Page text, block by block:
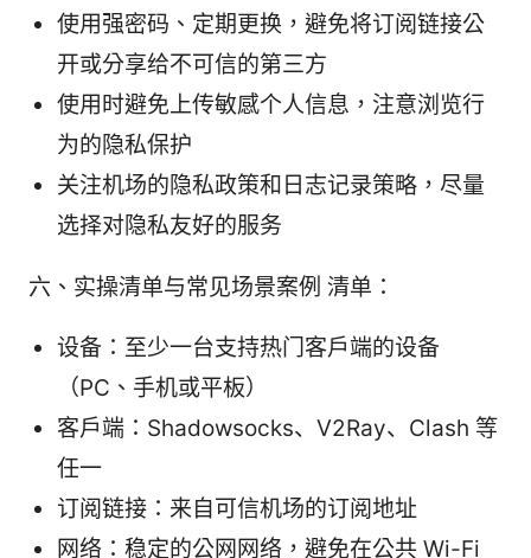
使用强密码、定期更换，避免将订阅链接公
开或分享给不可信的第三方
使用时避免上传敏感个人信息，注意浏览行
为的隐私保护
关注机场的隐私政策和日志记录策略，尽量
选择对隐私友好的服务
六、实操清单与常见场景案例 清单：
设备：至少一台支持热门客户端的设备
（PC、手机或平板）
客户端：Shadowsocks、V2Ray、Clash 等
任一
订阅链接：来自可信机场的订阅地址
网络：稳定的公网网络，避免在公共 Wi-Fi